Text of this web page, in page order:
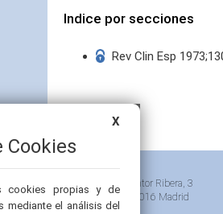
Indice por secciones
Rev Clin Esp
Pintor Ribera, 3
28016 Madrid
X
Cookies
cookies propias y de
mediante el análisis del